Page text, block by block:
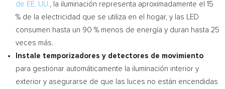
de EE. UU., la iluminación representa aproximadamente el 15
% de la electricidad que se utiliza en el hogar, y las LED
consumen hasta un 90 % menos de energía y duran hasta 25
veces más.
Instale temporizadores y detectores de movimiento
para gestionar automáticamente la iluminación interior y
exterior y asegurarse de que las luces no están encendidas